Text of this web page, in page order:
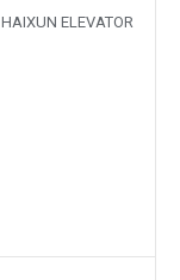
ELEVATOR